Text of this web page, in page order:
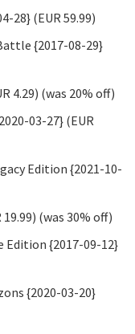
28} (EUR 59.99)
{2017-08-29}
4.29) (was 20% off)
03-27} (EUR
Edition {2021-10-
(was 30% off)
Edition {2017-09-12}
{2020-03-20}